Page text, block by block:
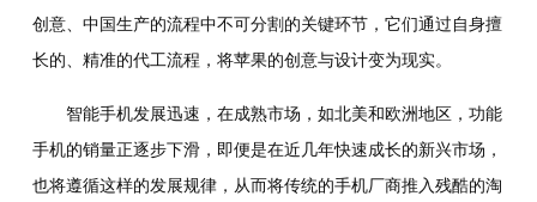
创意、中国生产的流程中不可分割的关键环节，它们通过自身擅
长的、精准的代工流程，将苹果的创意与设计变为现实。
智能手机发展迅速，在成熟市场，如北美和欧洲地区，功能
手机的销量正逐步下滑，即便是在近几年快速成长的新兴市场，
也将遵循这样的发展规律，从而将传统的手机厂商推入残酷的淘